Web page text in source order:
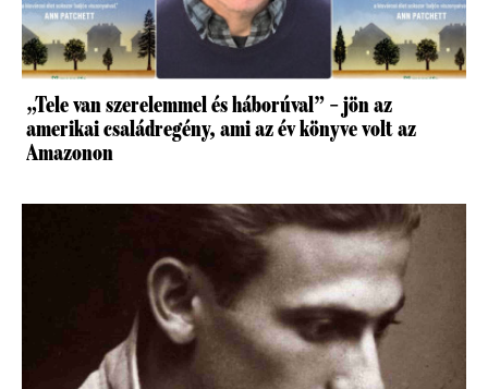
„Tele van szerelemmel és háborúval” – jön az
amerikai családregény, ami az év könyve volt az
Amazonon